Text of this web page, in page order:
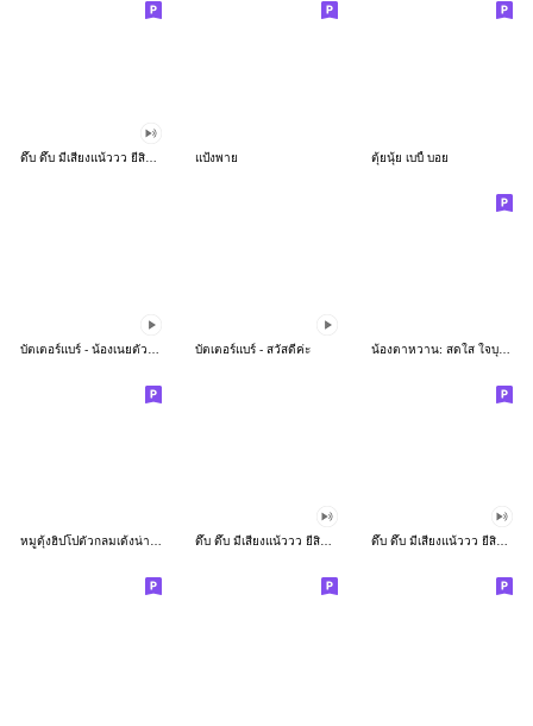
แป้งพาย ตุ้ยนุ้ย เบบี้ บอย
บัตเตอร์แบร์ - สวัสดีค่ะ น้องตาหวาน: สดใส ใจบุญ (สีพาสเทล)
หมูดุ้งฮิปโปตัวกลมเด้งน่ารัก ดึ๊บ ดึ๊บ มีเสียงแน้ววว ยี่สิบเจ็ด ดึ๊บ ดึ๊บ มีเสียงแน้ววว ยี่สิบหก